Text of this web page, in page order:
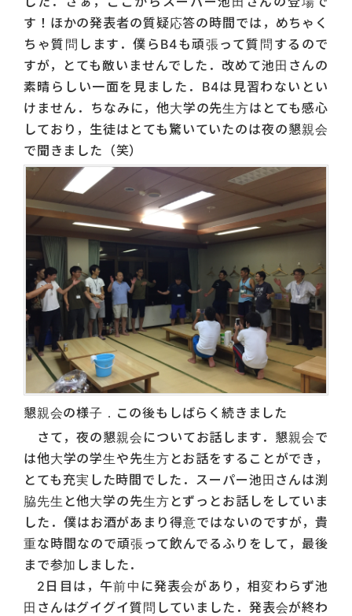
す！ほかの発表者の質疑応答の時間では，めちゃく
ちゃ質問します．僕らB4も頑張って質問するので
すが，とても敵いませんでした．改めて池田さんの
素晴らしい一面を見ました．B4は見習わないとい
けません．ちなみに，他大学の先生方はとても感心
しており，生徒はとても驚いていたのは夜の懇親会
で聞きました（笑）
懇親会の様子．この後もしばらく続きました
さて，夜の懇親会についてお話します．懇親会で
は他大学の学生や先生方とお話をすることができ，
とても充実した時間でした．スーパー池田さんは渕
脇先生と他大学の先生方とずっとお話しをしていま
した．僕はお酒があまり得意ではないのですが，貴
重な時間なので頑張って飲んでるふりをして，最後
まで参加しました．
2日目は，午前中に発表会があり，相変わらず池
田さんはグイグイ質問していました．発表会が終わ